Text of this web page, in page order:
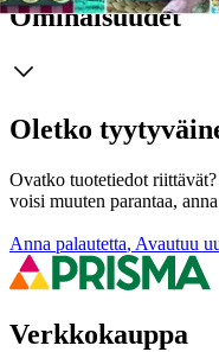
Ominaisuudet
Oletko
Ovatko tuotetiedot
voisi muuten parantaa,
Anna palautetta, Avautuu
Verkkokauppa